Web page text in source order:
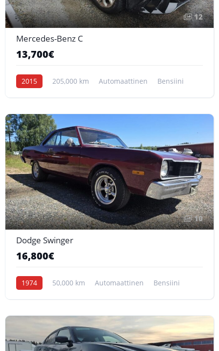
12
Mercedes-Benz C
13,700€
2015 205,000 km Automaattinen Bensiini
10
Dodge Swinger
16,800€
1974 50,000 km Automaattinen Bensiini